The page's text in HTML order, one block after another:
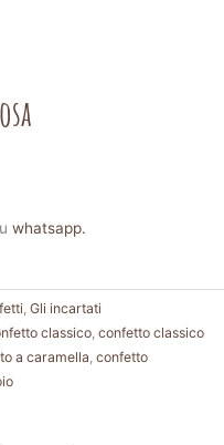
whatsapp.
Gli incartati
classico confetto classico
a caramella confetto